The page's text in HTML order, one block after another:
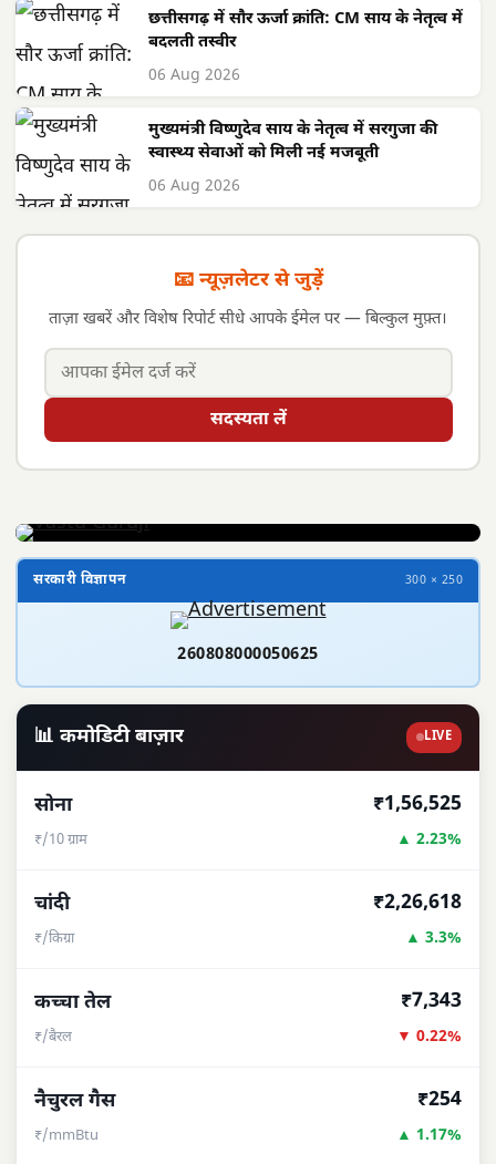
छत्तीसगढ़ में सौर ऊर्जा क्रांति: CM साय के नेतृत्व में
बदलती तस्वीर
06 Aug 2026
मुख्यमंत्री विष्णुदेव साय के नेतृत्व में सरगुजा की
स्वास्थ्य सेवाओं को मिली नई मजबूती
06 Aug 2026
📧 न्यूज़लेटर से जुड़ें
ताज़ा खबरें और विशेष रिपोर्ट सीधे आपके ईमेल पर — बिल्कुल मुफ़्त।
सदस्यता लें
सरकारी विज्ञापन 300 × 250
260808000050625
📊 कमोडिटी बाज़ार LIVE
सोना
₹/10 ग्राम
₹1,56,525
▲ 2.23%
चांदी
₹/किग्रा
₹2,26,618
▲ 3.3%
कच्चा तेल
₹/बैरल
₹7,343
▼ 0.22%
नैचुरल गैस
₹/mmBtu
₹254
▲ 1.17%